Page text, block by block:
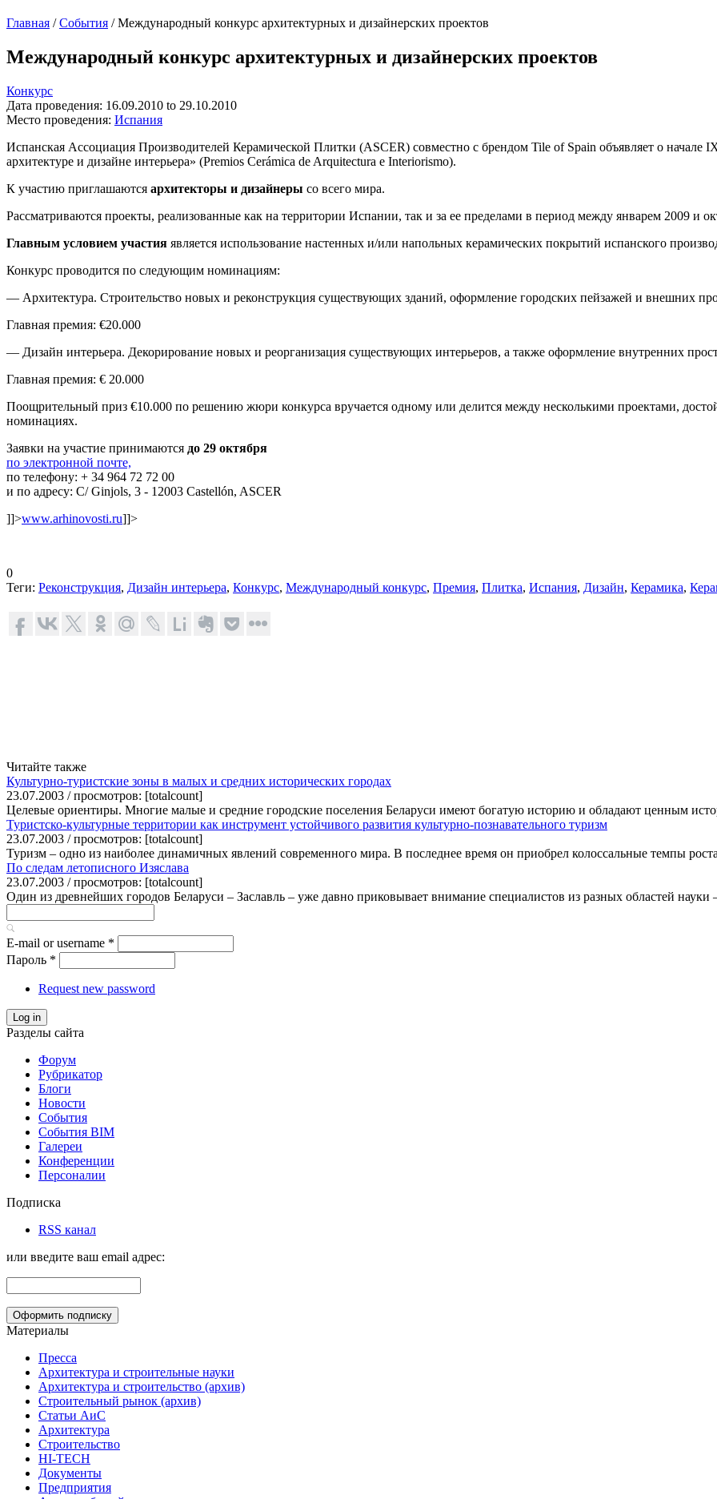
Главная / События / Международный конкурс архитектурных и дизайнерских проектов
Международный конкурс архитектурных и дизайнерских проектов
Конкурс
Дата проведения: 16.09.2010 to 29.10.2010
Место проведения: Испания
Испанская Ассоциация Производителей Керамической Плитки (ASCER) совместно с брендом Tile of Spain объявляет о
архитектуре и дизайне интерьера» (Premios Cerámica de Arquitectura e Interiorismo).
К участию приглашаются архитекторы и дизайнеры со всего мира.
Рассматриваются проекты, реализованные как на территории Испании, так и за ее пределами в период между январем 2009 и
Главным условием участия является использование настенных и/или напольных керамических покрытий испанского
Конкурс проводится по следующим номинациям:
— Архитектура. Строительство новых и реконструкция существующих зданий, оформление городских пейзажей и внешних
Главная премия: €20.000
— Дизайн интерьера. Декорирование новых и реорганизация существующих интерьеров, а также оформление внутренних
Главная премия: € 20.000
Поощрительный приз €10.000 по решению жюри конкурса вручается одному или делится между несколькими проектами,
номинациях.
Заявки на участие принимаются до 29 октября
по электронной почте,
по телефону: + 34 964 72 72 00
и по адресу: C/ Ginjols, 3 - 12003 Castellón, ASCER
]]>www.arhinovosti.ru]]>
0
Теги: Реконструкция, Дизайн интерьера, Конкурс, Международный конкурс, Премия, Плитка, Испания, Дизайн, Керамика,
Читайте также
Культурно-туристские зоны в малых и средних исторических городах
23.07.2003 / просмотров: [totalcount]
Целевые ориентиры. Многие малые и средние городские поселения Беларуси имеют богатую историю и обладают ценным
Туристско-культурные территории как инструмент устойчивого развития культурно-познавательного туризм
23.07.2003 / просмотров: [totalcount]
Туризм – одно из наиболее динамичных явлений современного мира. В последнее время он приобрел колоссальные темпы
По следам летописного Изяслава
23.07.2003 / просмотров: [totalcount]
Один из древнейших городов Беларуси – Заславль – уже давно приковывает внимание специалистов из разных областей науки
E-mail or username *
Пароль *
Request new password
Log in
Разделы сайта
Форум
Рубрикатор
Блоги
Новости
События
События BIM
Галереи
Конференции
Персоналии
Подписка
RSS канал
или введите ваш email адрес:
Материалы
Пресса
Архитектура и строительные науки
Архитектура и строительство (архив)
Строительный рынок (архив)
Статьи АиС
Архитектура
Строительство
HI-TECH
Документы
Предприятия